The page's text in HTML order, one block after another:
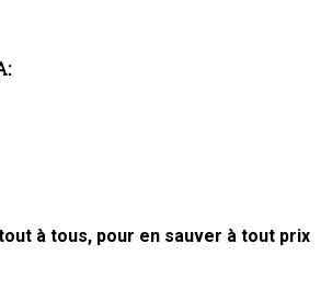
à tous, pour en sauver à tout prix